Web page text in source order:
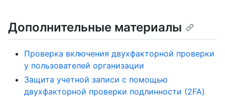
Дополнительные материалы
Проверка включения двухфакторной проверки
у пользователей организации
Защита учетной записи с помощью
двухфакторной проверки подлинности (2FA)